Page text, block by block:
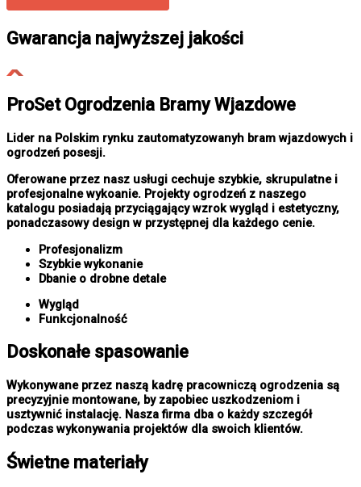
Gwarancja najwyższej jakości
ProSet Ogrodzenia Bramy Wjazdowe
Lider na Polskim rynku zautomatyzowanyh bram wjazdowych i
ogrodzeń posesji.
Oferowane przez nasz usługi cechuje szybkie, skrupulatne i
profesjonalne wykoanie. Projekty ogrodzeń z naszego
katalogu posiadają przyciągający wzrok wygląd i estetyczny,
ponadczasowy design w przystępnej dla każdego cenie.
Profesjonalizm
Szybkie wykonanie
Dbanie o drobne detale
Wygląd
Funkcjonalność
Doskonałe spasowanie
Wykonywane przez naszą kadrę pracowniczą ogrodzenia są
precyzyjnie montowane, by zapobiec uszkodzeniom i
usztywnić instalację. Nasza firma dba o każdy szczegół
podczas wykonywania projektów dla swoich klientów.
Świetne materiały